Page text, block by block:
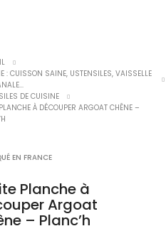
: CUISSON SAINE, USTENSILES, VAISSELLE
DE CUISINE
À DÉCOUPER ARGOAT CHÊNE –
EN FRANCE
Planche à
Argoat
– Planc’h